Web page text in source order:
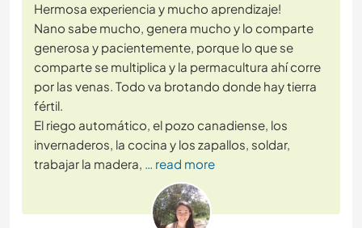
Hermosa experiencia y mucho aprendizaje!
Nano sabe mucho, genera mucho y lo comparte
generosa y pacientemente, porque lo que se
comparte se multiplica y la permacultura ahí corre
por las venas. Todo va brotando donde hay tierra
fértil.
El riego automático, el pozo canadiense, los
invernaderos, la cocina y los zapallos, soldar,
trabajar la madera, … read more